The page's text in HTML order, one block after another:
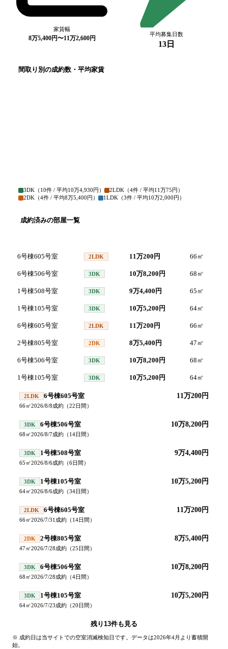
家賃幅
8万5,400円〜11万2,600円
平均募集日数
13日
間取り別の成約数・平均家賃
3DK （10件 / 平均10万4,930円 ） 2LDK （4件 / 平均11万75円 ）
2DK （4件 / 平均8万5,400円 ） 1LDK （3件 / 平均10万2,000円 ）
成約済みの部屋一覧
6号棟605号室 2LDK 11万200円 66 ㎡
6号棟506号室 3DK 10万8,200円 68 ㎡
1号棟508号室 3DK 9万4,400円 65 ㎡
1号棟105号室 3DK 10万5,200円 64㎡
6号棟605号室 2LDK 11万200円 66 ㎡
2号棟805号室 2DK 8万5,400円 47 ㎡
6号棟506号室 3DK 10万8,200円 68 ㎡
1号棟105号室 3DK 10万5,200円 64㎡
2LDK 6号棟605号室 11万200円
66㎡2026/8/8成約 （22 日間）
3DK 6号棟506号室 10万8,200円
68㎡2026/8/7成約 （14日間）
3DK 1号棟508号室 9万4,400円
65㎡2026/8/6成約 （6日間）
3DK 1号棟105号室 10万5,200円
64㎡2026/8/6成約 （34日間）
2LDK 6号棟605号室 11万200円
66㎡2026/7/31成約 （14日間）
2DK 2号棟805号室 8万5,400円
47㎡2026/7/28成約 （25 日間）
3DK 6号棟506号室 10万8,200円
68㎡2026/7/28成約 （4日間）
3DK 1号棟105号室 10万5,200円
64㎡2026/7/23成約 （20 日間）
残り13件も見る
※ 成約日は当サイトでの空室消滅検知日です。データは2026年4月より蓄積開
始。